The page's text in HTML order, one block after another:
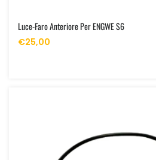
Luce-Faro Anteriore Per ENGWE S6
€25,00